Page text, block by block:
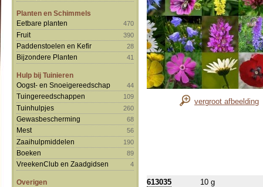
Planten en Schimmels
Eetbare planten
470
Fruit 390
Paddenstoelen en Kefir 28
Bijzondere Planten 41
Hulp bij Tuinieren
Oogst- en Snoeigereedschap
44
Tuingereedschappen 109
Tuinhulpjes 260
Gewasbescherming 68
Mest 56
Zaaihulpmiddelen 190
Boeken 89
VreekenClub en Zaadgidsen 4
Overigen
vergroot afbeelding
613035
10 g